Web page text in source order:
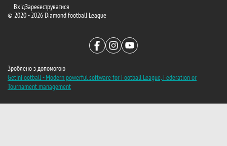
© 2020 - 2026 Diamond football League
ВхідЗареєеструватися
Зроблено з допомогою
GetInFootball - Modern powerful software for Football League, Federation or
Tournament management